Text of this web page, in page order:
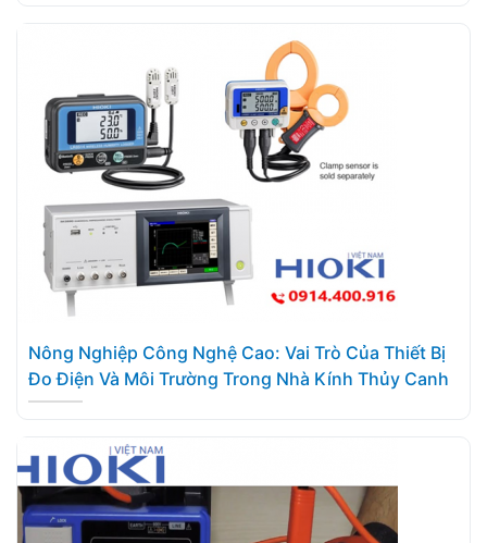
Nông Nghiệp Công Nghệ Cao: Vai Trò Của Thiết Bị
Đo Điện Và Môi Trường Trong Nhà Kính Thủy Canh